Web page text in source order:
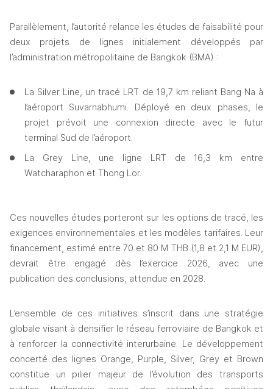
Parallèlement, l’autorité relance les études de faisabilité pour
deux projets de lignes initialement développés par
l’administration métropolitaine de Bangkok (BMA) :
La Silver Line, un tracé LRT de 19,7 km reliant Bang Na à
l’aéroport Suvarnabhumi. Déployé en deux phases, le
projet prévoit une connexion directe avec le futur
terminal Sud de l’aéroport.
La Grey Line, une ligne LRT de 16,3 km entre
Watcharaphon et Thong Lor.
Ces nouvelles études porteront sur les options de tracé, les
exigences environnementales et les modèles tarifaires. Leur
financement, estimé entre 70 et 80 M THB (1,8 et 2,1 M EUR),
devrait être engagé dès l’exercice 2026, avec une
publication des conclusions, attendue en 2028.
L’ensemble de ces initiatives s’inscrit dans une stratégie
globale visant à densifier le réseau ferroviaire de Bangkok et
à renforcer la connectivité interurbaine. Le développement
concerté des lignes Orange, Purple, Silver, Grey et Brown
constitue un pilier majeur de l’évolution des transports